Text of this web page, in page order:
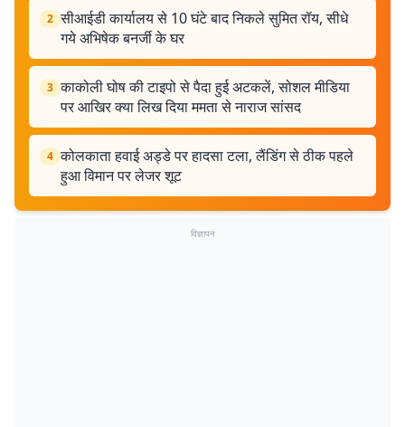
2 सीआईडी ​​कार्यालय से 10 घंटे बाद निकले सुमित रॉय, सीधे
गये अभिषेक बनर्जी के घर
3 काकोली घोष की टाइपो से पैदा हुई अटकलें, सोशल मीडिया
पर आखिर क्या लिख दिया ममता से नाराज सांसद
4 कोलकाता हवाई अड्डे पर हादसा टला, लैंडिंग से ठीक पहले
हुआ विमान पर लेजर शूट
विज्ञापन